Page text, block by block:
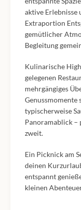
aktive Erlebnisse
Extraportion
gemütlicher
Begleitung
Kulinarische
gelegenen
mehrgängiges
Genussmomente
typischerweise
Panoramablick –
zweit.
Ein Picknick am
deinen
entspannt
kleinen